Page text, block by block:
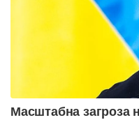
Масштабна загроза